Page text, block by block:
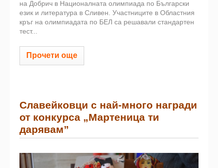
на Добрич в Националната олимпиада по Български
език и литература в Сливен. Участниците в Областния
кръг на олимпиадата по БЕЛ са решавали стандартен
тест...
Прочети още
Славейковци с най-много награди
от конкурса „Мартеница ти
дарявам”